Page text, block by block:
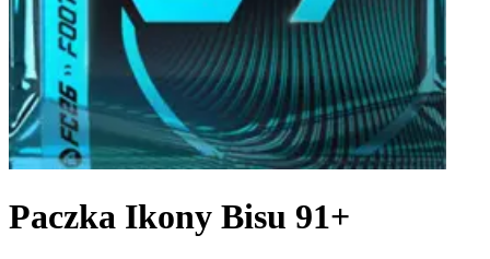
Paczka Ikony Bisu 91+